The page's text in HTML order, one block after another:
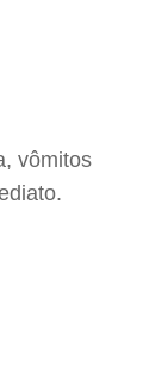
vômitos